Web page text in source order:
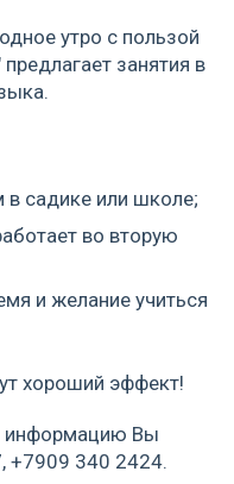
утро с пользой
занятия в
в садике или школе;
во вторую
и желание учиться
хороший эффект!
информацию Вы
+7909 340 2424.